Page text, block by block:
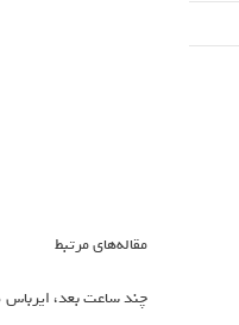
مقاله‌های مرتبط
چند ساعت بعد، ایرباس A320 یونان را ترک کرد و به زوریخ بازگشت؛ ۳۲ ساعت پس از آنکه مسافران برای نخستین‌بار شهر سوئیسی را ترک کرده بودند.